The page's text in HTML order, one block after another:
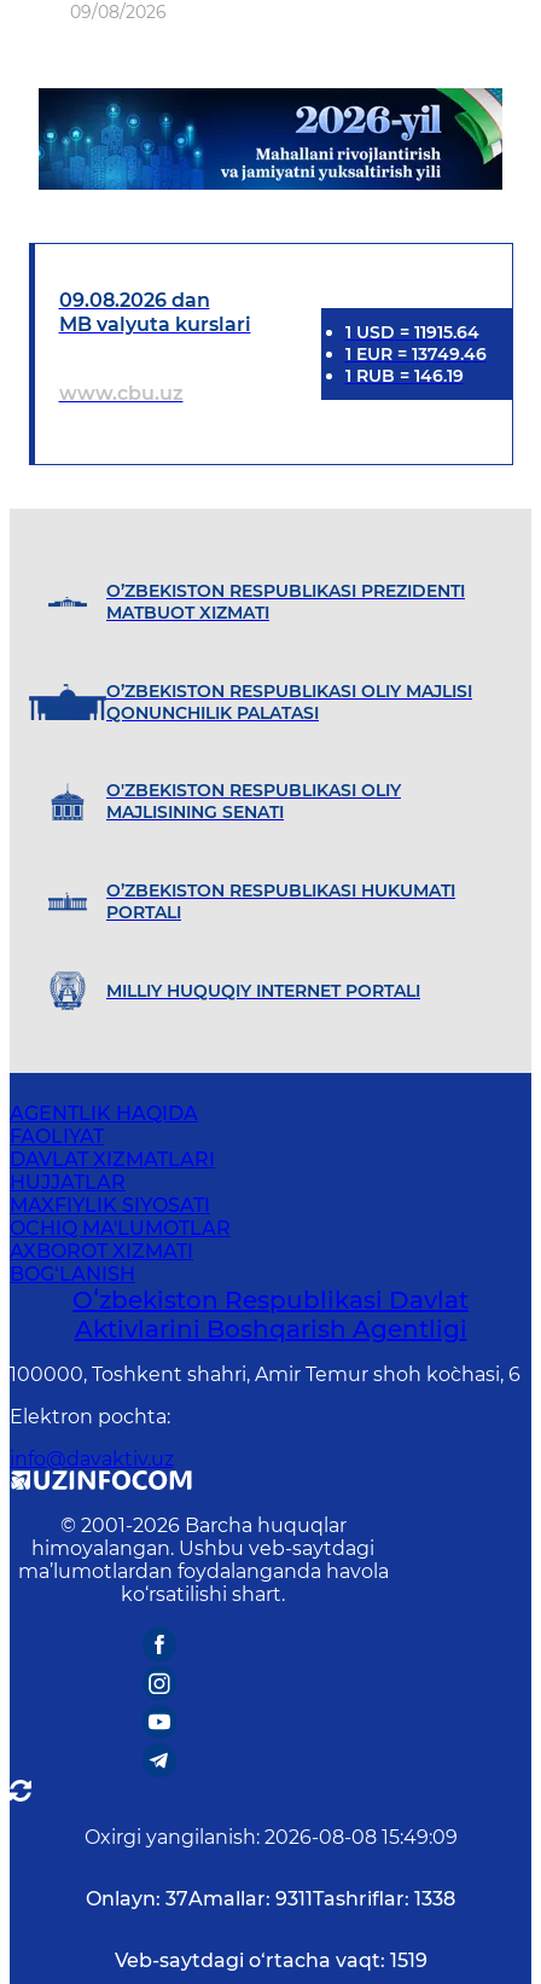
09/08/2026
09.08.2026 dan
MB valyuta kurslari
www.cbu.uz
1 USD = 11915.64
1 EUR= 13749.46
1 RUB = 146.19
O’ZBEKISTON RESPUBLIKASI PREZIDENTI
MATBUOT XIZMATI
O’ZBEKISTON RESPUBLIKASI OLIY MAJLISI
QONUNCHILIK PALATASI
O'ZBEKISTON RESPUBLIKASI OLIY
MAJLISINING SENATI
O’ZBEKISTON RESPUBLIKASI HUKUMATI
PORTALI
MILLIY HUQUQIY INTERNET PORTALI
AGENTLIK HAQIDA
FAOLIYAT
DAVLAT XIZMATLARI
HUJJATLAR
MAXFIYLIK SIYOSATI
OCHIQ MA'LUMOTLAR
AXBOROT XIZMATI
BOG‘LANISH
Oʻzbekiston Respublikasi Davlat
Aktivlarini Boshqarish Agentligi
100000, Toshkent shahri, Amir Temur shoh ko`chasi, 6
Elektron pochta:
info@davaktiv.uz
© 2001-2026 Barcha huquqlar
himoyalangan. Ushbu veb-saytdagi
ma’lumotlardan foydalanganda havola
ko‘rsatilishi shart.
Oxirgi yangilanish: 2026-08-08 15:49:09
Onlayn: 37Amallar: 9311Tashriflar: 1338
Veb-saytdagi o‘rtacha vaqt: 1519